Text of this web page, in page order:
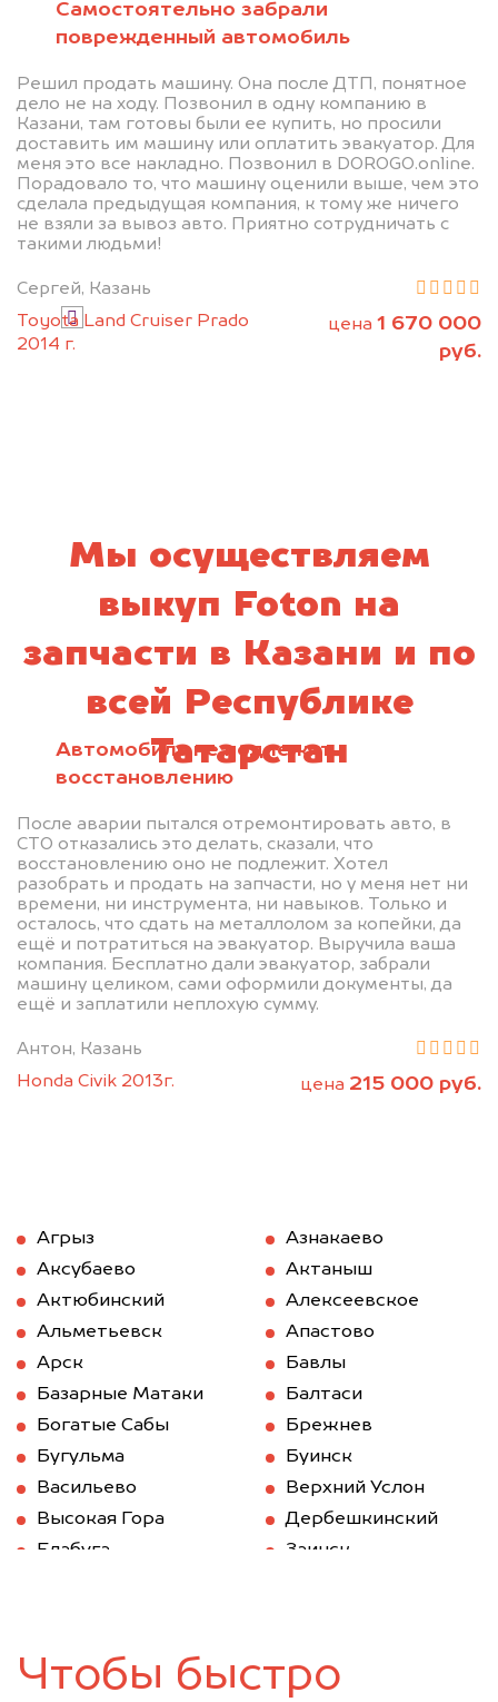
Самостоятельно забрали
поврежденный автомобиль
Решил продать машину. Она после ДТП, понятное
дело не на ходу. Позвонил в одну компанию в
Казани, там готовы были ее купить, но просили
доставить им машину или оплатить эвакуатор. Для
меня это все накладно. Позвонил в DOROGO.online.
Порадовало то, что машину оценили выше, чем это
сделала предыдущая компания, к тому же ничего
не взяли за вывоз авто. Приятно сотрудничать с
такими людьми!
Сергей, Казань
Toyota Land Cruiser Prado
2014 г.
цена 1 670 000
руб.
Автомобиль не подлежит
восстановлению
После аварии пытался отремонтировать авто, в
СТО отказались это делать, сказали, что
восстановлению оно не подлежит. Хотел
разобрать и продать на запчасти, но у меня нет ни
времени, ни инструмента, ни навыков. Только и
осталось, что сдать на металлолом за копейки, да
ещё и потратиться на эвакуатор. Выручила ваша
компания. Бесплатно дали эвакуатор, забрали
машину целиком, сами оформили документы, да
ещё и заплатили неплохую сумму.
Антон, Казань
Honda Civik 2013г.
цена 215 000 руб.
рассчитаем стоимость вашего
автомобиля.
Я даю согласие на обработку своих
персональных данных и соглашаюсь с
Мы осуществляем
выкуп Foton на
запчасти в Казани и по
всей Республике
Татарстан
Агрыз
Азнакаево
Аксубаево
Актаныш
Актюбинский
Алексеевское
Альметьевск
Апастово
Арск
Бавлы
Базарные Матаки
Балтаси
Богатые Сабы
Брежнев
Бугульма
Буинск
Васильево
Верхний Услон
Высокая Гора
Дербешкинский
Елабуга
Заинск
Кукмор
Лаишево
Чтобы быстро